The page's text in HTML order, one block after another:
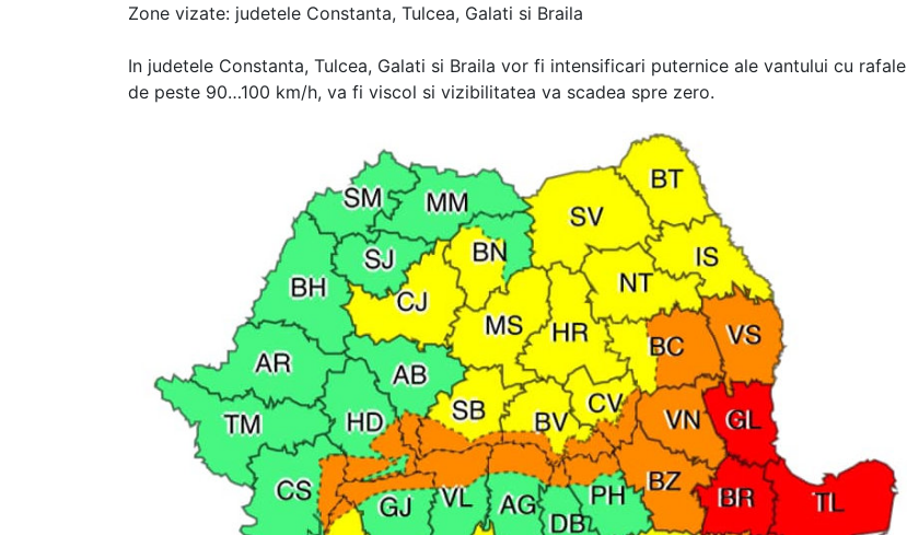
Zone vizate: judetele Constanta, Tulcea, Galati si Braila
In judetele Constanta, Tulcea, Galati si Braila vor fi intensificari puternice ale vantului cu rafale
de peste 90…100 km/h, va fi viscol si vizibilitatea va scadea spre zero.